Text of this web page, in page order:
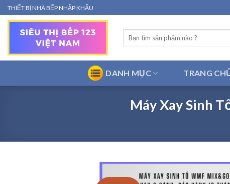
Bỏ
qua
THIẾT BỊ NHÀ BẾP NHẬP KHẨU
Tìm
kiếm:
DANH MỤC TRANG
Máy Xay Sinh